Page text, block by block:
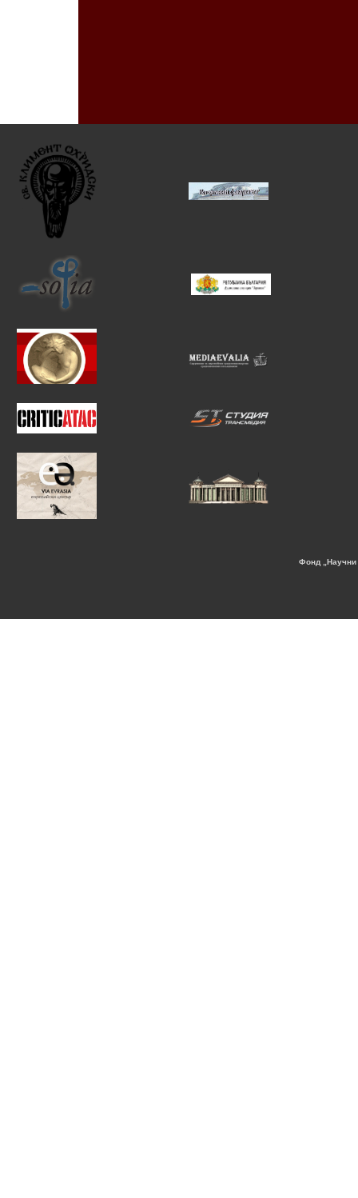
Фонд „Научни